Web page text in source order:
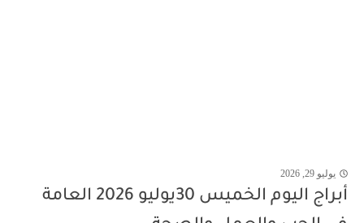
يوليو 29, 2026
أبراج اليوم الخميس 30يوليو 2026 العامة